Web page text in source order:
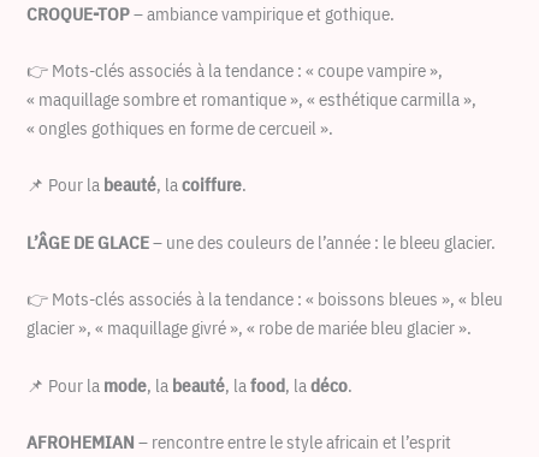
CROQUE-TOP– ambiance vampirique et gothique.
👉 Mots-clés associés à la tendance : « coupe vampire »,
« maquillage sombre et romantique », « esthétique carmilla »,
« ongles gothiques en forme de cercueil ».
📌 Pour la beauté, lacoiffure.
L’ÂGE DE GLACE– une des couleurs de l’année : le bleeu glacier.
👉 Mots-clés associés à la tendance : « boissons bleues », « bleu
glacier », « maquillage givré », « robe de mariée bleu glacier ».
📌 Pour la mode, la beauté, lafood, ladéco.
AFROHEMIAN – rencontre entre le style africain et l’esprit